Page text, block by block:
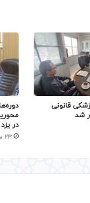
قانونی
شد
در
23 ساعت پیش